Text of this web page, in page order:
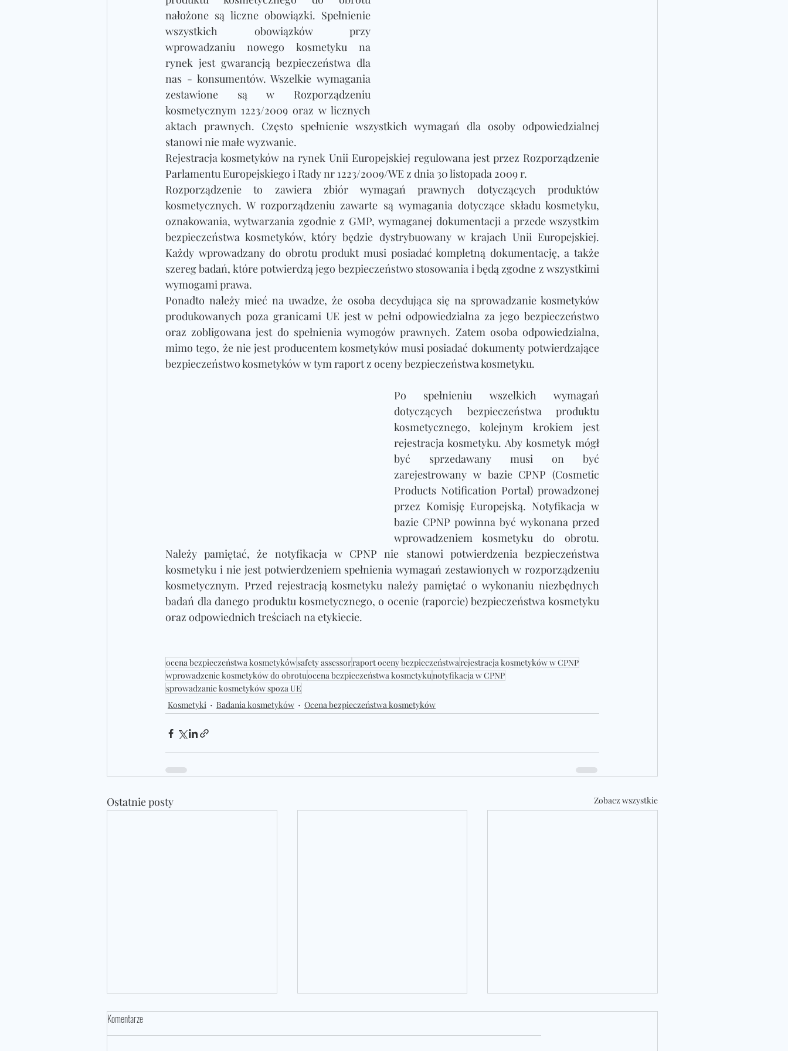
nałożone są liczne obowiązki. Spełnienie
wszystkich obowiązków przy
wprowadzaniu nowego kosmetyku na
rynek jest gwarancją bezpieczeństwa dla
nas - konsumentów. Wszelkie wymagania
zestawione są w Rozporządzeniu
kosmetycznym 1223/2009 oraz w licznych
aktach prawnych. Często spełnienie wszystkich wymagań dla osoby odpowiedzialnej
stanowi nie małe wyzwanie.
Rejestracja kosmetyków na rynek Unii Europejskiej regulowana jest przez Rozporządzenie
Parlamentu Europejskiego i Rady nr 1223/2009/WE z dnia 30 listopada 2009 r.
Rozporządzenie to zawiera zbiór wymagań prawnych dotyczących produktów
kosmetycznych. W rozporządzeniu zawarte są wymagania dotyczące składu kosmetyku,
oznakowania, wytwarzania zgodnie z GMP, wymaganej dokumentacji a przede wszystkim
bezpieczeństwa kosmetyków, który będzie dystrybuowany w krajach Unii Europejskiej.
Każdy wprowadzany do obrotu produkt musi posiadać kompletną dokumentację, a także
szereg badań, które potwierdzą jego bezpieczeństwo stosowania i będą zgodne z wszystkimi
wymogami prawa.
Ponadto należy mieć na uwadze, że osoba decydująca się na sprowadzanie kosmetyków
produkowanych poza granicami UE jest w pełni odpowiedzialna za jego bezpieczeństwo
oraz zobligowana jest do spełnienia wymogów prawnych. Zatem osoba odpowiedzialna,
mimo tego, że nie jest producentem kosmetyków musi posiadać dokumenty potwierdzające
bezpieczeństwo kosmetyków w tym raport z oceny bezpieczeństwa kosmetyku.
Po spełnieniu wszelkich wymagań
dotyczących bezpieczeństwa produktu
kosmetycznego, kolejnym krokiem jest
rejestracja kosmetyku. Aby kosmetyk mógł
być sprzedawany musi on być
zarejestrowany w bazie CPNP (Cosmetic
Products Notification Portal) prowadzonej
przez Komisję Europejską. Notyfikacja w
bazie CPNP powinna być wykonana przed
wprowadzeniem kosmetyku do obrotu.
Należy pamiętać, że notyfikacja w CPNP nie stanowi potwierdzenia bezpieczeństwa
kosmetyku i nie jest potwierdzeniem spełnienia wymagań zestawionych w rozporządzeniu
kosmetycznym. Przed rejestracją kosmetyku należy pamiętać o wykonaniu niezbędnych
badań dla danego produktu kosmetycznego, o ocenie (raporcie) bezpieczeństwa kosmetyku
oraz odpowiednich treściach na etykiecie.
ocena bezpieczeństwa kosmetykówsafety assessorraport oceny bezpieczeństwarejestracja kosmetyków w CPNP
wprowadzenie kosmetyków do obrotuocena bezpieczeństwa kosmetykunotyfikacja w CPNP
sprowadzanie kosmetyków spoza UE
Kosmetyki
Badania kosmetyków Ocena bezpieczeństwa kosmetyków
Ostatnie posty Zobacz wszystkie
Komentarze